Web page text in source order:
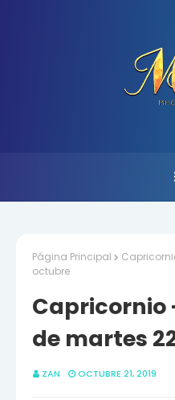
Página Principal
octubre
Capricornio
de martes
ZAN OCTUBRE 21, 2019